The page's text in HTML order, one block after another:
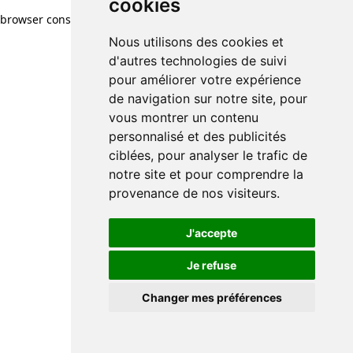
cookies
Nous utilisons des cookies et
d'autres technologies de suivi
pour améliorer votre expérience
de navigation sur notre site, pour
vous montrer un contenu
personnalisé et des publicités
ciblées, pour analyser le trafic de
notre site et pour comprendre la
provenance de nos visiteurs.
J'accepte
Je refuse
Changer mes préférences
browser console for more information)